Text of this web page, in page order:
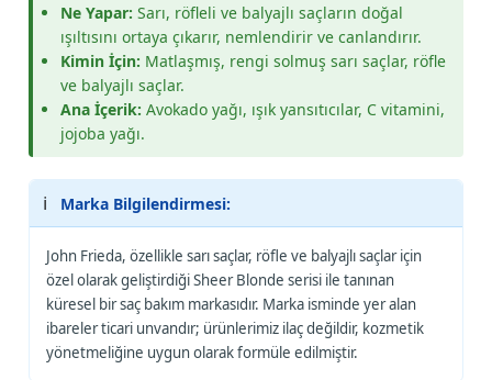
Ne Yapar: Sarı, röfleli ve balyajlı saçların doğal
ışıltısını ortaya çıkarır, nemlendirir ve canlandırır.
Kimin İçin: Matlaşmış, rengi solmuş sarı saçlar, röfle
ve balyajlı saçlar.
Ana İçerik: Avokado yağı, ışık yansıtıcılar, C vitamini,
jojoba yağı.
ℹ️ Marka Bilgilendirmesi:
John Frieda, özellikle sarı saçlar, röfle ve balyajlı saçlar için
özel olarak geliştirdiği Sheer Blonde serisi ile tanınan
küresel bir saç bakım markasıdır. Marka isminde yer alan
ibareler ticari unvandır; ürünlerimiz ilaç değildir, kozmetik
yönetmeliğine uygun olarak formüle edilmiştir.